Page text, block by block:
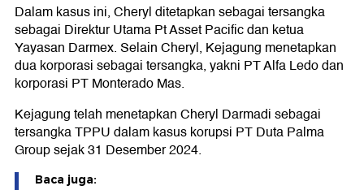
Dalam kasus ini, Cheryl ditetapkan sebagai tersangka
sebagai Direktur Utama Pt Asset Pacific dan ketua
Yayasan Darmex. Selain Cheryl, Kejagung menetapkan
dua korporasi sebagai tersangka, yakni PT Alfa Ledo dan
korporasi PT Monterado Mas.
Kejagung telah menetapkan Cheryl Darmadi sebagai
tersangka TPPU dalam kasus korupsi PT Duta Palma
Group sejak 31 Desember 2024.
Baca juga: